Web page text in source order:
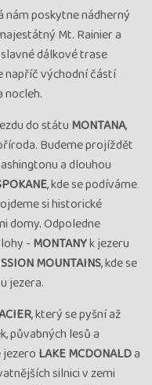
nám poskytne nádherný
Mt. Rainier a
dálkové trase
napříč východní částí
nocleh.
do státuMONTANA,
Budeme projíždět
a dlouhou
, kde se podíváme
si historické
domy. Odpoledne
-MONTANYk jezeru
MOUNTAINS, kde se
jezera.
, který se pyšní až
půvabných lesů a
LAKE MCDONALDa
silnici v zemi